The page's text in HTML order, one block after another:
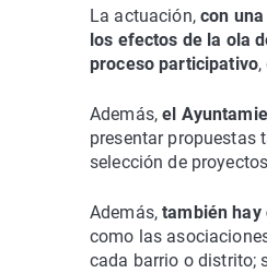
La actuación, con
los efectos de la ola
proceso participativo,
Además,el
presentar propuestas
selección de
Además,también hay
como las
cada barrio o distrito;